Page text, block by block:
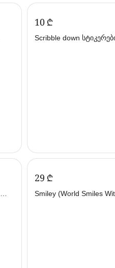
‍10‍ ₾
Scribble down
‍29‍ ₾
Smiley (World Smiles